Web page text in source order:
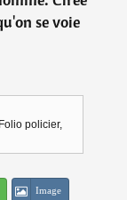
se voie
policier,
Image